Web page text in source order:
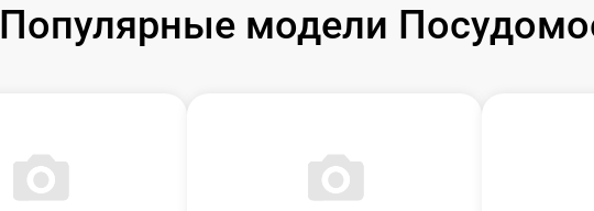
Популярные модели